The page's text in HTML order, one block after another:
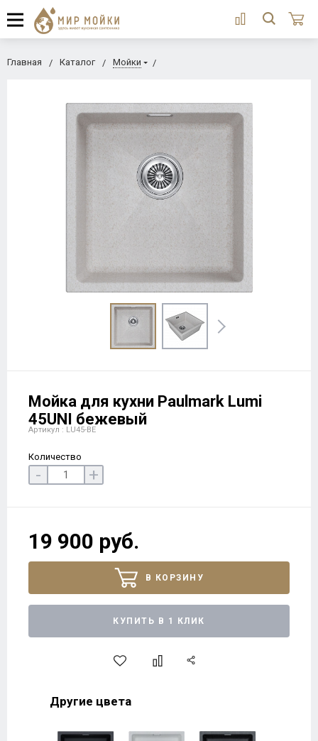
Главная Каталог Мойки
Мойка для кухни Paulmark Lumi
45UNI бежевый
Артикул : LU45-BE
Количество
- +
19 900 руб.
В КОРЗИНУ
КУПИТЬ В 1 КЛИК
Другие цвета